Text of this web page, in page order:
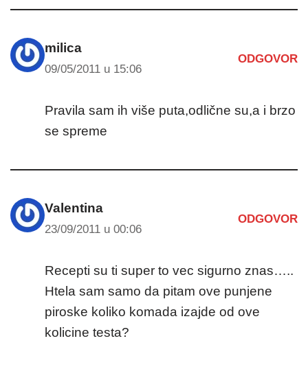
milica
09/05/2011 u 15:06
ODGOVOR
Pravila sam ih više puta,odlične su,a i brzo
se spreme
Valentina
23/09/2011 u 00:06
ODGOVOR
Recepti su ti super to vec sigurno znas…..
Htela sam samo da pitam ove punjene
piroske koliko komada izajde od ove
kolicine testa?